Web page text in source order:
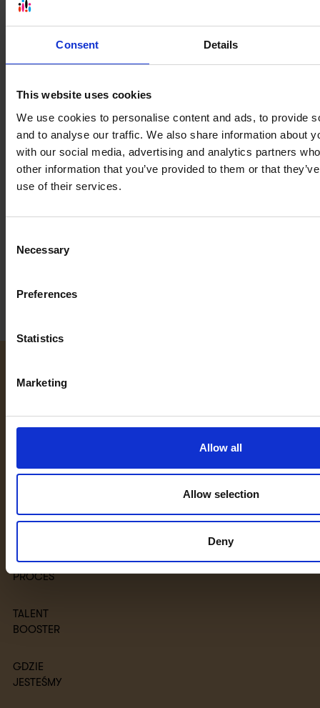
Consent Details
This website uses cookies
We use cookies to personalise content and ads, to provide
and to analyse our traffic. We also share information about
with our social media, advertising and analytics partners
other information that you’ve provided to them or that
use of their services.
Selection
Necessary
Preferences
Statistics
Marketing
Allow all
Allow selection
Deny
wprowadzą atmosferę zimy i ożywią Twoje lekcje....
OFERTY PRACY
PRAKTYKI U
OFERTY
PROCES
TALENT
BOOSTER
GDZIE
JESTEŚMY